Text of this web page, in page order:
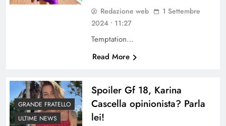
Redazione web
1 Settembre
2024 • 11:27
Temptation…
Read More
GRANDE FRATELLO
ULTIME NEWS
Spoiler Gf 18, Karina
Cascella opinionista? Parla
lei!